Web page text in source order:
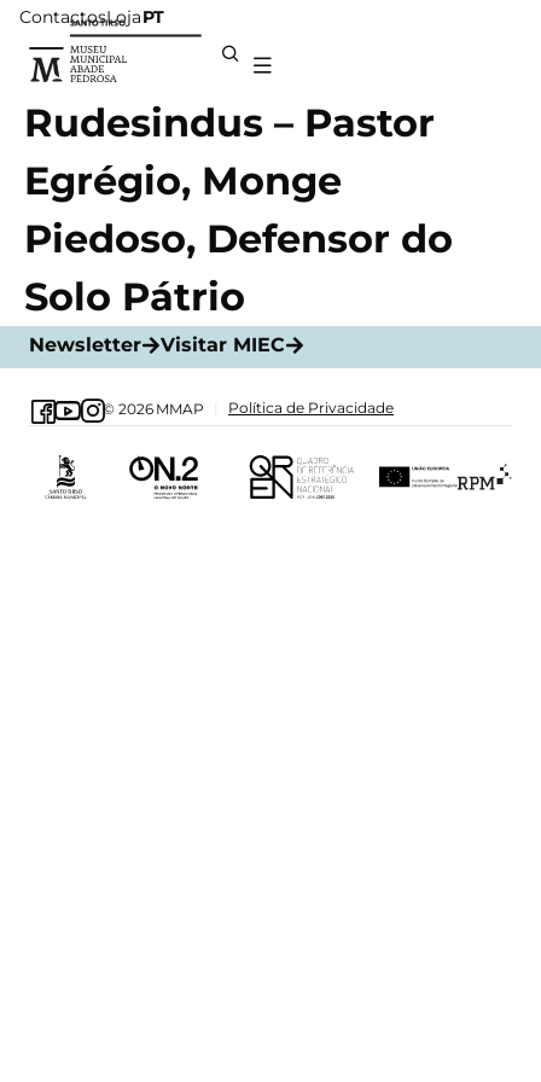
ContactosLojaPT
Rudesindus – Pastor
Egrégio, Monge
Piedoso, Defensor do
Solo Pátrio
Newsletter Visitar MIEC
© 2026 MMAP Política de Privacidade